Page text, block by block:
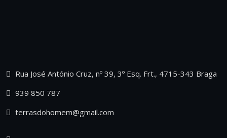
Rua José António Cruz, nº 39, 3º Esq. Frt., 4715-343 Braga
939 850 787
terrasdohomem@gmail.com